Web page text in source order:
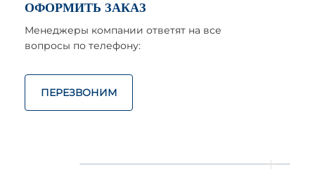
ОФОРМИТЬ ЗАКАЗ
Менеджеры компании ответят на все
вопросы по телефону:
ПЕРЕЗВОНИМ